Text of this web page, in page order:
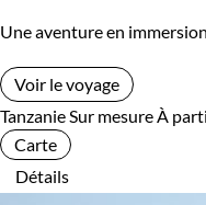
Une aventure en
Voir le voyage
TanzanieSur mesureÀ
Carte
Détails